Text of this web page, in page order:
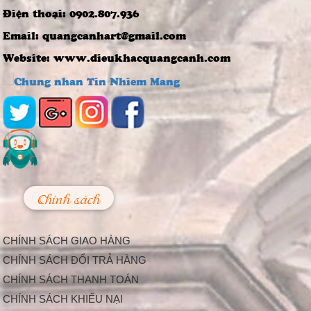
Trong Quy Trình
Đúc Tượng Chân
Dung Thạch Cao
Tượng chân dung
thạch cao là loại
tượng khá thông dụng
và rất...
Nghệ thuật điêu
khắc và báu vật gây
kinh ngạc ở đền cổ
Linh Kiếm
Trải qua thời gian,
mặc dù đã xuống
cấp, nhưng đền Linh
Kiếm ở...
Làm Thế Nào Để
Trang Trí Sự Kiện,
Lễ Hội Bắt Mắt Và
Độc Đáo
Hiện nay, càng ngày
càng có nhiều công ty
tổ chức sự kiện được...
Trang Trí Lễ Hội –
Điện thoại: 0902.807.936
Email: quangcanhart@gmail.com
Website: www.dieukhacquangcanh.com
Chính sách
CHÍNH SÁCH GIAO HÀNG
CHÍNH SÁCH ĐỔI TRẢ HÀNG
CHÍNH SÁCH THANH TOÁN
CHÍNH SÁCH KHIẾU NẠI